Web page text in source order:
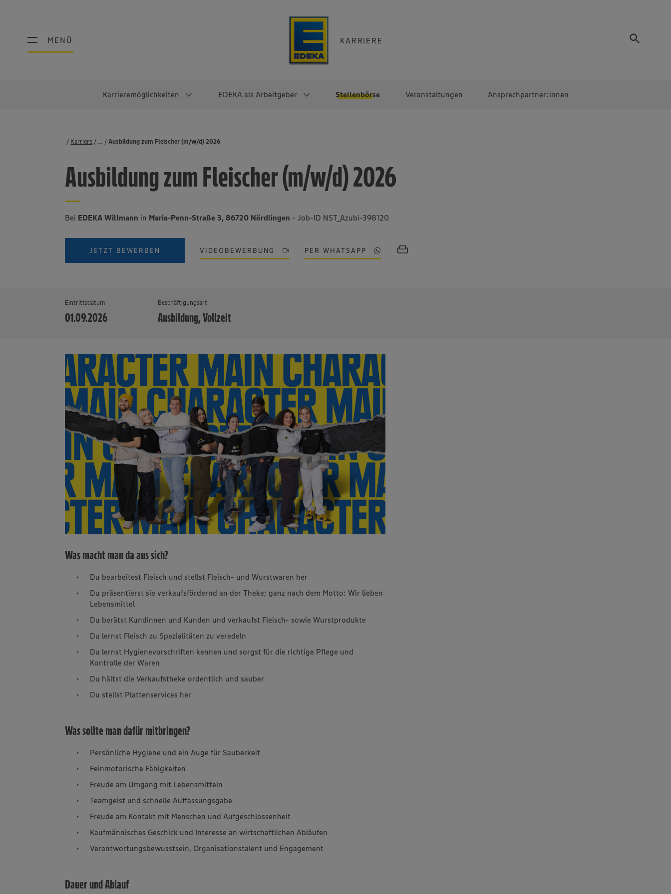
MENÜ KARRIERE
MENÜ
Karrieremöglichkeiten EDEKA als Arbeitgeber Stellenbörse Veranstaltungen Ansprechpartner:innen
Schülerpraktikum Abschlussarbeiten
Werkstudierendentätigkeit
Direkteinstieg
Noch Fragen?
Selbstständig mit EDEKA
Faires Gehalt
Diversität
Lebensmittelproduktion
Lager & Logistik
EDEKA-Zentrale
EDEKA Fruchtkontor
EDEKA-
Regionalgesellschaften
Karriere Stellenbörse
Ausbildung zum Fleischer (m/w/d) 2026
...
Ausbildung zum Fleischer (m/w/d) 2026
Bei EDEKA Willmann in Maria-Penn-Straße 3, 86720 Nördlingen - Job-ID NST_Azubi-398120
JETZT BEWERBEN VIDEOBEWERBUNG PER WHATSAPP
Eintrittsdatum
01.09.2026
Beschäftigungsart
Ausbildung, Vollzeit
Was macht man da aus sich?
Du bearbeitest Fleisch und stellst Fleisch- und Wurstwaren her
Du präsentierst sie verkaufsfördernd an der Theke; ganz nach dem Motto: Wir lieben
Lebensmittel
Du berätst Kundinnen und Kunden und verkaufst Fleisch- sowie Wurstprodukte
Du lernst Fleisch zu Spezialitäten zu veredeln
Du lernst Hygienevorschriften kennen und sorgst für die richtige Pflege und
Kontrolle der Waren
Du hältst die Verkaufstheke ordentlich und sauber
Du stellst Plattenservices her
Was sollte man dafür mitbringen?
Persönliche Hygiene und ein Auge für Sauberkeit
Feinmotorische Fähigkeiten
Freude am Umgang mit Lebensmitteln
Teamgeist und schnelle Auffassungsgabe
Freude am Kontakt mit Menschen und Aufgeschlossenheit
Kaufmännisches Geschick und Interesse an wirtschaftlichen Abläufen
Verantwortungsbewusstsein, Organisationstalent und Engagement
Dauer und Ablauf